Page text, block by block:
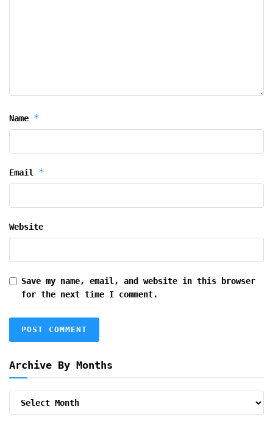
Name *
Email *
Website
Save my name, email, and website in this browser
for the next time I comment.
Archive By Months
Archive